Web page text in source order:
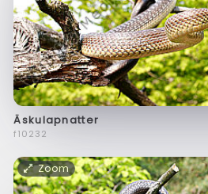
Äskulapnatter
f10232
Zoom